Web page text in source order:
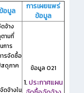
อมูล
การเผยแพร่
ข้อมูล
จ้าง
ามที่
การ
รจัดซื้อ
สดุภาค
จ้างใน
ข้อมูล O21
1.ประกาศแผน